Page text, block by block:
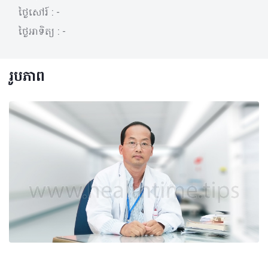
ថ្ងៃសៅរ៍ : -
ថ្ងៃអាទិត្យ : -
រូបភាព